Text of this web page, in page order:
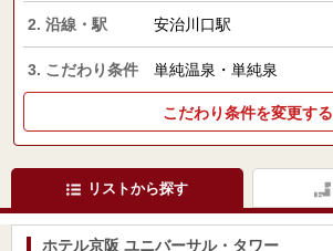
2. 沿線・駅 安治川口駅
3. こだわり条件 単純温泉・単純泉
こだわり条件を変更する
リストから探す
ホテル京阪 ユニバーサル・タワー